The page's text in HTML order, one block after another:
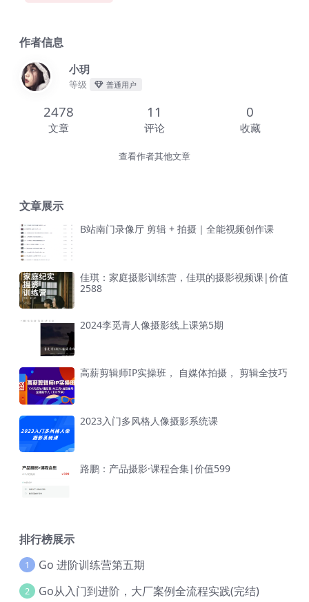
作者信息
小玥
等级 普通用户
2478
文章
11
评论
0
收藏
查看作者其他文章
文章展示
B站南门录像厅 剪辑 + 拍摄｜全能视频创作课
佳琪：家庭摄影训练营，佳琪的摄影视频课|价值
2588
2024李觅青人像摄影线上课第5期
高薪剪辑师IP实操班， 自媒体拍摄， 剪辑全技巧
2023入门多风格人像摄影系统课
路鹏：产品摄影·课程合集|价值599
排行榜展示
1 Go 进阶训练营第五期
2 Go从入门到进阶，大厂案例全流程实践(完结)